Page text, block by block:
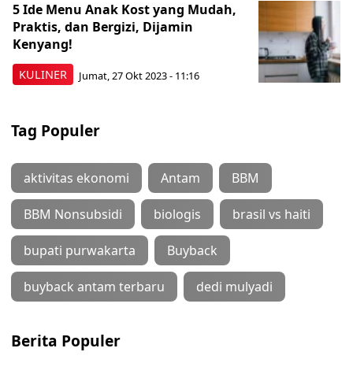
KULINER
5 Ide Menu Anak Kost yang Mudah,
Praktis, dan Bergizi, Dijamin
Kenyang!
Jumat, 27 Okt 2023 - 11:16
Tag Populer
aktivitas ekonomi Antam BBM
BBM Nonsubsidi biologis brasil vs haiti
bupati purwakarta Buyback
buyback antam terbaru dedi mulyadi
Berita Populer